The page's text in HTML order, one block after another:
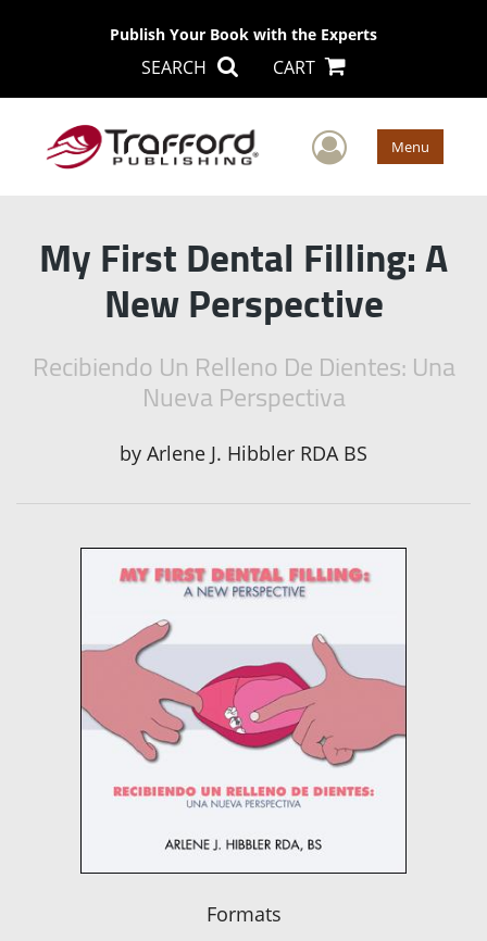
Publish Your Book with the Experts
SEARCH CART
User Menu
My First Dental Filling: A
New Perspective
Recibiendo Un Relleno De Dientes: Una
Nueva Perspectiva
by Arlene J. Hibbler RDA BS
Formats